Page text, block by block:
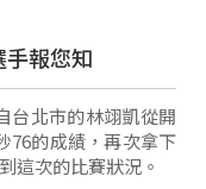
報您知
台北市的林翊凱從開
76的成績，再次拿下
這次的比賽狀況。